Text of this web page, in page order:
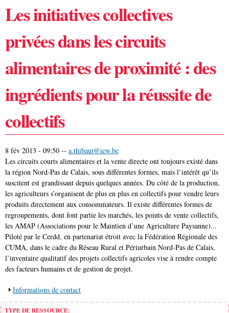
Les initiatives collectives
privées dans les circuits
alimentaires de proximité : des
ingrédients pour la réussite de
collectifs
8 fév 2013 - 09:50 -- a.thibaut@iew.be
Les circuits courts alimentaires et la vente directe ont toujours existé dans
la région Nord-Pas de Calais, sous différentes formes, mais l’intérêt qu’ils
suscitent est grandissant depuis quelques années. Du côté de la production,
les agriculteurs s’organisent de plus en plus en collectifs pour vendre leurs
produits directement aux consommateurs. Il existe différentes formes de
regroupements, dont font partie les marchés, les points de vente collectifs,
les AMAP (Associations pour le Maintien d’une Agriculture Paysanne)...
Piloté par le Cerdd, en partenariat étroit avec la Fédération Régionale des
CUMA, dans le cadre du Réseau Rural et Périurbain Nord-Pas de Calais,
l’inventaire qualitatif des projets collectifs agricoles vise à rendre compte
des facteurs humains et de gestion de projet.
Afficher
Informations de contact
TYPE DE RESSOURCE: